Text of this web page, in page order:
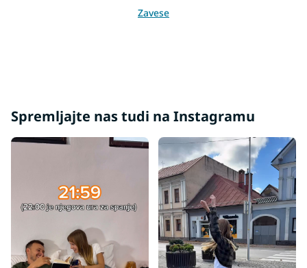
Zavese
Spremljajte nas tudi na Instagramu